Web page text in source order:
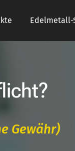
Edelmetall-
Gewähr)